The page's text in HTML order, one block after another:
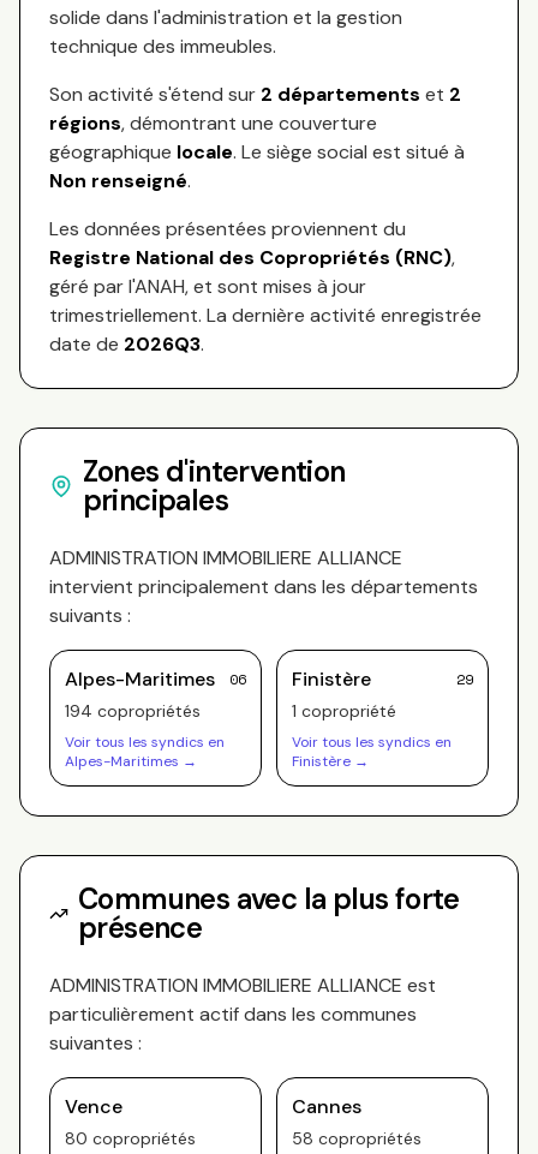
solide dans l'administration et la gestion
technique des immeubles.
Son activité s'étend sur 2 départements et 2
régions, démontrant une couverture
géographique locale. Le siège social est situé à
Non renseigné.
Les données présentées proviennent du
Registre National des Copropriétés (RNC),
géré par l'ANAH, et sont mises à jour
trimestriellement. La dernière activité enregistrée
date de 2026Q3.
Zones d'intervention
principales
ADMINISTRATION IMMOBILIERE ALLIANCE
intervient principalement dans les départements
suivants :
Alpes-Maritimes 06
194 copropriétés
Voir tous les syndics en
Alpes-Maritimes →
Finistère 29
1 copropriété
Voir tous les syndics en
Finistère →
Communes avec la plus forte
présence
ADMINISTRATION IMMOBILIERE ALLIANCE est
particulièrement actif dans les communes
suivantes :
Vence
80 copropriétés
Cannes
58 copropriétés